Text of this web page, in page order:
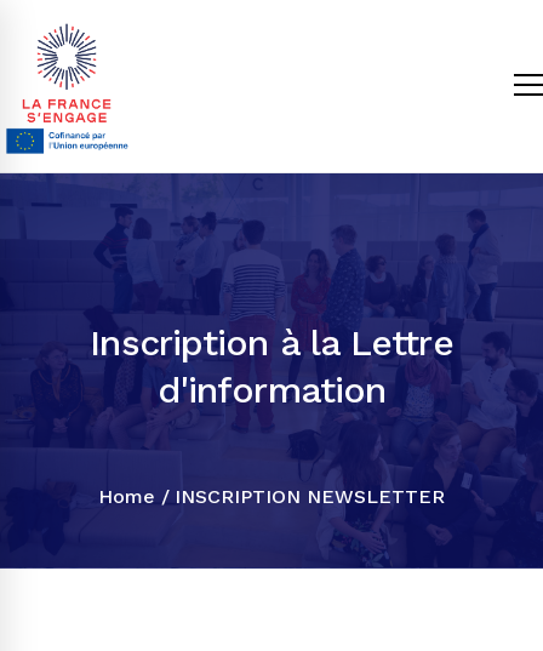
Inscription à la Lettre
d'information
Home INSCRIPTION NEWSLETTER